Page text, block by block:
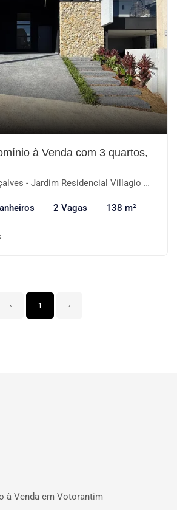
à Venda com 3 quartos,
Jardim Residencial Villagio Wanel, Sorocaba-SP
2 Vagas 138 m²
‹ 1 ›
à Venda em Votorantim